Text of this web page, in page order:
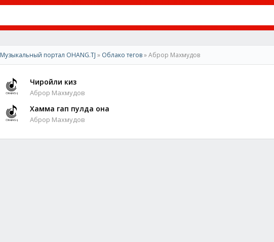
Музыкальный портал OHANG.TJ » Облако тегов» Аброр Махмудов
Чиройли киз
Аброр Махмудов
Хамма гап пулда она
Аброр Махмудов